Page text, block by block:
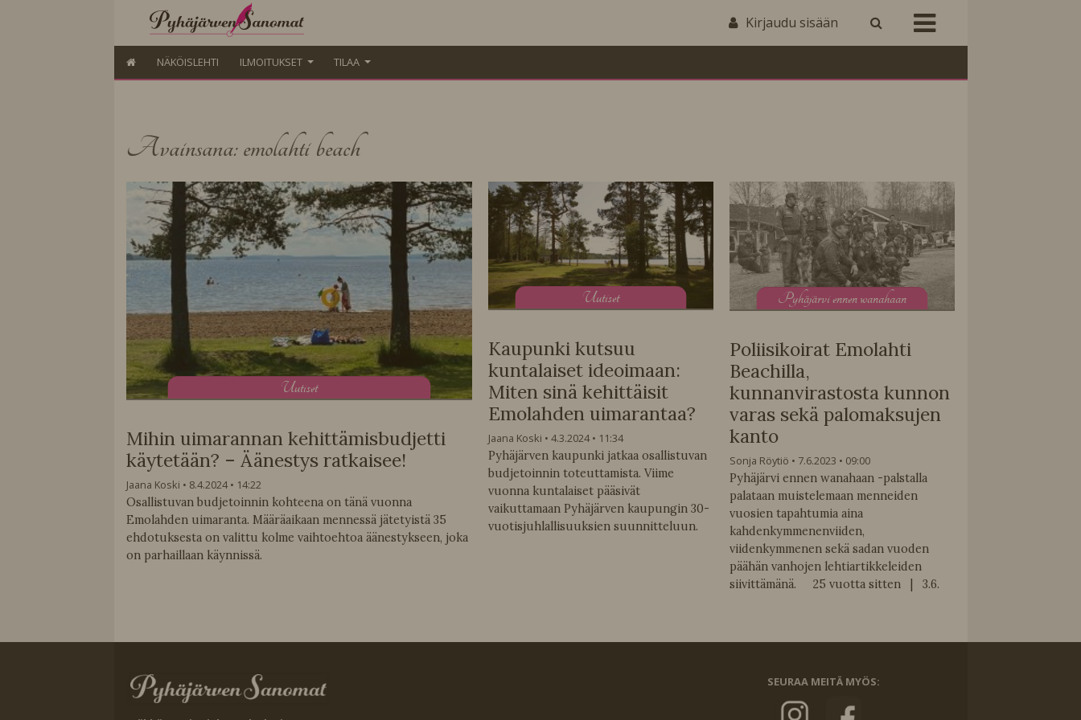
Kirjaudu sisään
NÄKÖISLEHTI ILMOITUKSET TILAA
Avainsana: emolahti beach
Uutiset
Mihin uimarannan kehittämisbudjetti
käytetään? – Äänestys ratkaisee!
Jaana Koski 8.4.2024
14:22
Osallistuvan budjetoinnin kohteena on tänä vuonna
Emolahden uimaranta. Määräaikaan mennessä jätetyistä 35
ehdotuksesta on valittu kolme vaihtoehtoa äänestykseen, joka
on parhaillaan käynnissä.
Uutiset
Kaupunki kutsuu
kuntalaiset ideoimaan:
Miten sinä kehittäisit
Emolahden uimarantaa?
Jaana Koski 4.3.2024
11:34
Pyhäjärven kaupunki jatkaa osallistuvan
budjetoinnin toteuttamista. Viime
vuonna kuntalaiset pääsivät
vaikuttamaan Pyhäjärven kaupungin 30-
vuotisjuhlallisuuksien suunnitteluun.
Pyhäjärvi ennen wanahaan
Poliisikoirat Emolahti
Beachilla,
kunnanvirastosta kunnon
varas sekä palomaksujen
kanto
Sonja Röytiö 7.6.2023
09:00
Pyhäjärvi ennen wanahaan -palstalla
palataan muistelemaan menneiden
vuosien tapahtumia aina
kahdenkymmenenviiden,
viidenkymmenen sekä sadan vuoden
päähän vanhojen lehtiartikkeleiden
siivittämänä. 25 vuotta sitten | 3.6.
SEURAA MEITÄ MYÖS: